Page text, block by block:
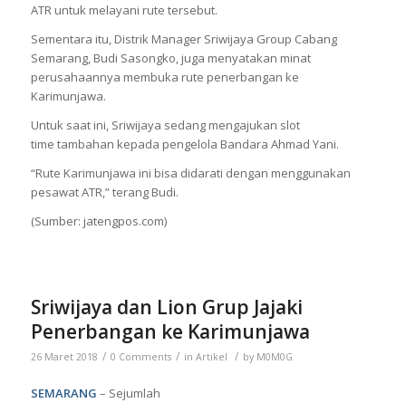
ATR untuk melayani rute tersebut.
Sementara itu, Distrik Manager Sriwijaya Group Cabang
Semarang, Budi Sasongko, juga menyatakan minat
perusahaannya membuka rute penerbangan ke
Karimunjawa.
Untuk saat ini, Sriwijaya sedang mengajukan slot
time tambahan kepada pengelola Bandara Ahmad Yani.
“Rute Karimunjawa ini bisa didarati dengan menggunakan
pesawat ATR,” terang Budi.
(Sumber: jatengpos.com)
Sriwijaya dan Lion Grup Jajaki
Penerbangan ke Karimunjawa
26 Maret 2018 / 0 Comments / in Artikel / by M0M0G
SEMARANG – Sejumlah